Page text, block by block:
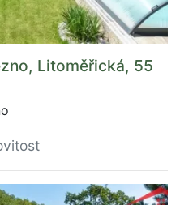
Litoměřická, 55